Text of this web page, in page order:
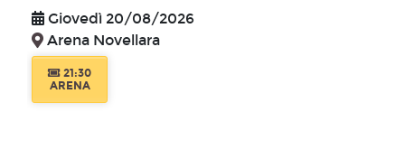
Giovedì 20/08/2026
Arena Novellara
21:30
ARENA